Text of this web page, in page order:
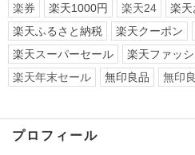
楽券
楽天1000円 楽天24
楽天
楽天ふるさと納税
楽天クーポン
楽天スーパーセール
楽天ファッ
楽天年末セール
無印良品 無印
プロフィール